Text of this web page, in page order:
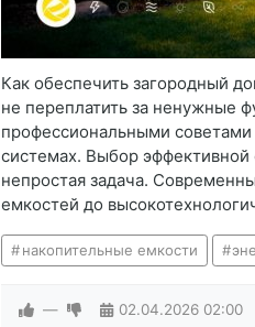
Как обеспечить загородный
не переплатить за ненужные
профессиональными
системах. Выбор
непростая задача.
емкостей до
накопительные емкости
— 02.04.2026 02:00